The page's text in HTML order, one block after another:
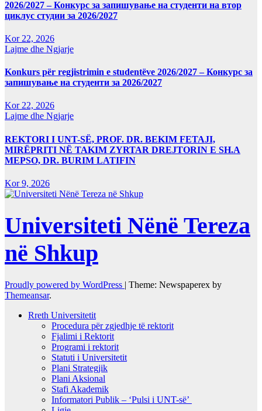
2026/2027 – Конкурс за запишување на студенти на втор
циклус студии за 2026/2027
Kor 22, 2026
Lajme dhe Ngjarje
Konkurs për regjistrimin e studentëve 2026/2027 – Конкурс за
запишување на студенти за 2026/2027
Kor 22, 2026
Lajme dhe Ngjarje
REKTORI I UNT-SË, PROF. DR. BEKIM FETAJI,
MIRËPRITI NË TAKIM ZYRTAR DREJTORIN E SH.A
MEPSO, DR. BURIM LATIFIN
Kor 9, 2026
Universiteti Nënë Tereza
në Shkup
Proudly powered by WordPress | Theme: Newspaperex by
Themeansar.
Rreth Universitetit
Procedura për zgjedhje të rektorit
Fjalimi i Rektorit
Programi i rektorit
Statuti i Universitetit
Plani Strategjik
Plani Aksional
Stafi Akademik
Informatori Publik – ‘Pulsi i UNT-së’